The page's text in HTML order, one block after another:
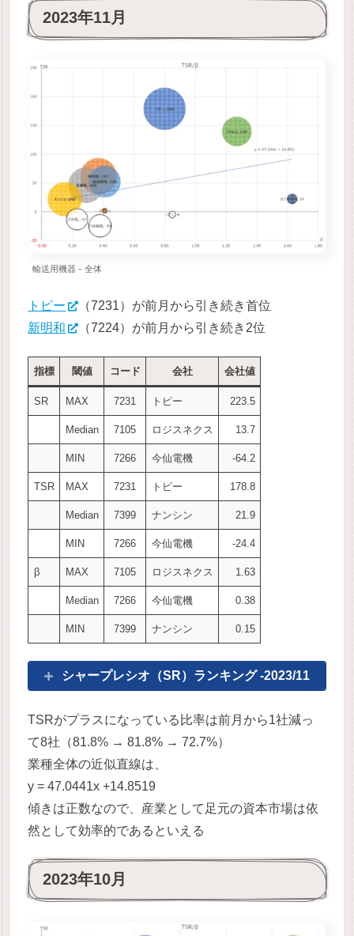
2023年11月
輸送用機器－全体
トピー
（7231）が前月から引き続き首位
新明和
（7224）が前月から引き続き2位
指標 閾値 コード 会社 会社値
SR MAX 7231 トピー 223.5
Median 7105 ロジスネクス 13.7
MIN 7266 今仙電機 -64.2
TSR MAX 7231 トピー 178.8
Median 7399 ナンシン 21.9
MIN 7266 今仙電機 -24.4
β MAX 7105 ロジスネクス 1.63
Median 7266 今仙電機 0.38
MIN 7399 ナンシン 0.15
シャープレシオ（SR）ランキング -2023/11
TSRがプラスになっている比率は前月から1社減っ
て8社（81.8% → 81.8% → 72.7%）
業種全体の近似直線は、
y = 47.0441x +14.8519
傾きは正数なので、産業として足元の資本市場は依
然として効率的であるといえる
2023年10月